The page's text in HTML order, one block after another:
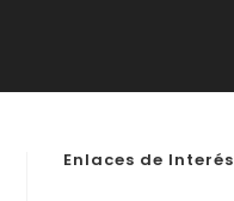
Enlaces de Interés